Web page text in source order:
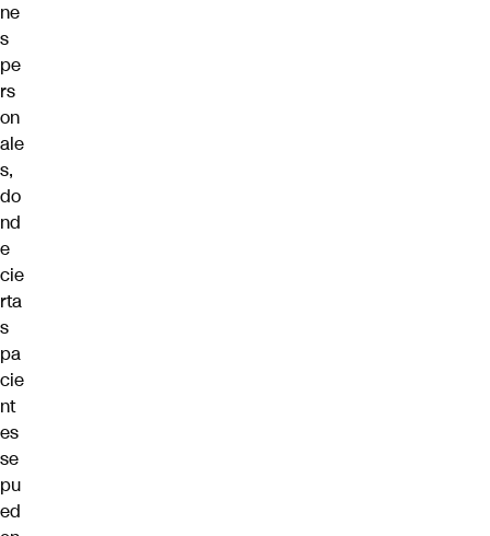
ne
s
pe
rs
on
ale
s,
do
nd
e
cie
rta
s
pa
cie
nt
es
se
pu
ed